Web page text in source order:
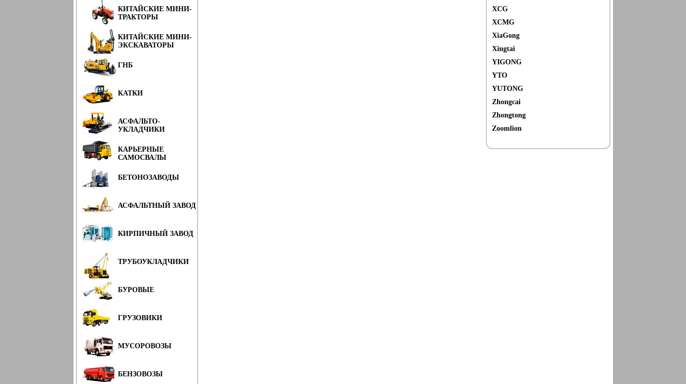
КИТАЙСКИЕ МИНИ-
ТРАКТОРЫ
КИТАЙСКИЕ МИНИ-
ЭКСКАВАТОРЫ
ГНБ
КАТКИ
АСФАЛЬТО-
УКЛАДЧИКИ
КАРЬЕРНЫЕ
САМОСВАЛЫ
БЕТОНОЗАВОДЫ
АСФАЛЬТНЫЙ ЗАВОД
КИРПИЧНЫЙ ЗАВОД
ТРУБОУКЛАДЧИКИ
БУРОВЫЕ
ГРУЗОВИКИ
МУСОРОВОЗЫ
БЕНЗОВОЗЫ
XCG
XCMG
XiaGong
Xingtai
YIGONG
YTO
YUTONG
Zhongcai
Zhongtong
Zoomlion